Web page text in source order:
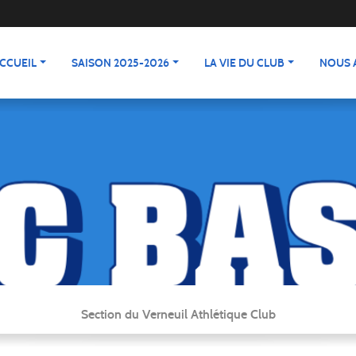
SAISON 2025-2026 LA VIE DU CLUB NOUS
Section du Verneuil Athlétique Club